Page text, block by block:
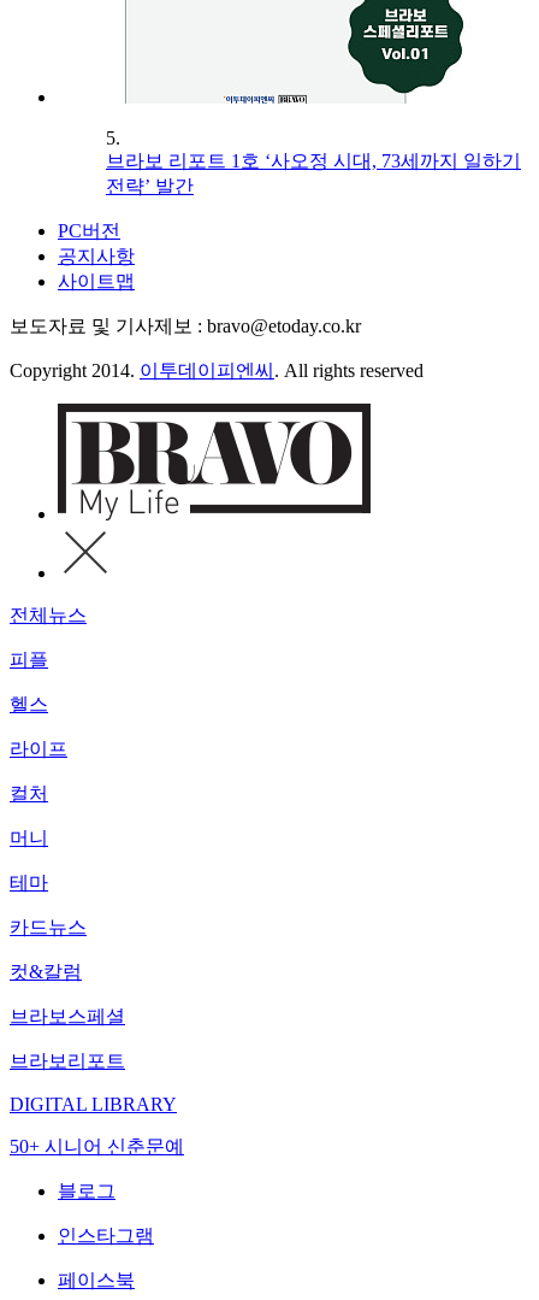
5.
브라보 리포트 1호 ‘사오정 시대, 73세까지 일하기
전략’ 발간
PC버전
공지사항
사이트맵
보도자료 및 기사제보 : bravo@etoday.co.kr
Copyright 2014. 이투데이피엔씨 . All rights reserved
전체뉴스
피플
헬스
라이프
컬처
머니
테마
카드뉴스
컷&칼럼
브라보스페셜
브라보리포트
DIGITAL LIBRARY
50+ 시니어 신춘문예
블로그
인스타그램
페이스북